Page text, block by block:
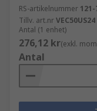
RS-artikelnummer
Tillv. art.nrVEC50US24
Antal (1 enhet)
276,12 kr(exkl.
Antal